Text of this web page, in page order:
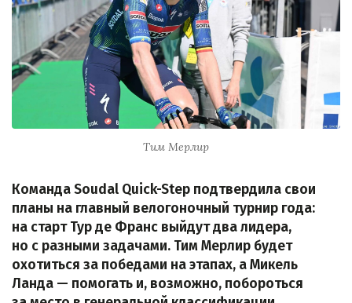
Тим Мерлир
Команда Soudal Quick-Step подтвердила свои
планы на главный велогоночный турнир года:
на старт Тур де Франс выйдут два лидера,
но с разными задачами. Тим Мерлир будет
охотиться за победами на этапах, а Микель
Ланда — помогать и, возможно, побороться